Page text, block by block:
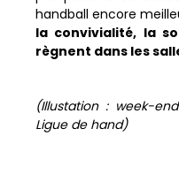
handball encore
la convivialité, la
règnent dans les
(Illustation : week-
Ligue de hand)